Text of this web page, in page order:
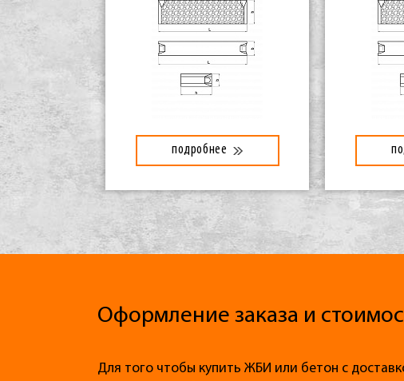
подробнее
Оформление заказа и
Для того чтобы купить ЖБИ или бетон с